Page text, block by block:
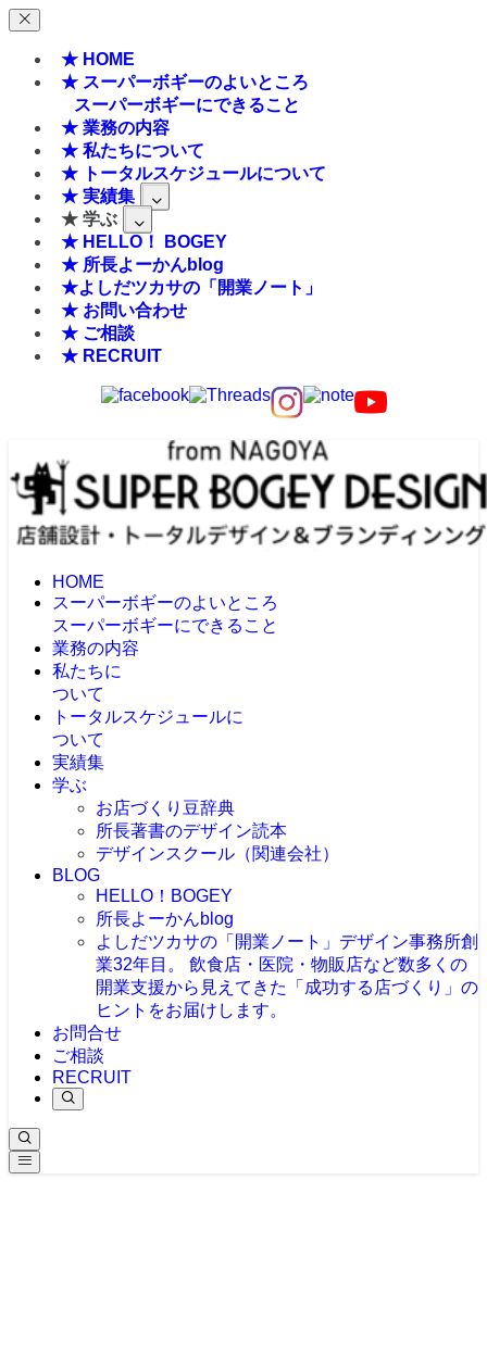
★ HOME
★ スーパーボギーのよいところ
スーパーボギーにできること
★ 業務の内容
★ 私たちについて
★ トータルスケジュールについて
★ 実績集
★ 学ぶ
★ HELLO！ BOGEY
★ 所長よーかんblog
★よしだツカサの「開業ノート」
★ お問い合わせ
★ ご相談
★ RECRUIT
HOME
スーパーボギーのよいところ
スーパーボギーにできること
業務の内容
私たちに
ついて
トータルスケジュールに
ついて
実績集
学ぶ
お店づくり豆辞典
所長著書のデザイン読本
デザインスクール（関連会社）
BLOG
HELLO！BOGEY
所長よーかんblog
よしだツカサの「開業ノート」 デザイン事務所創
業32年目。 飲食店・医院・物販店など数多くの
開業支援から見えてきた「成功する店づくり」の
ヒントをお届けします。
お問合せ
ご相談
RECRUIT